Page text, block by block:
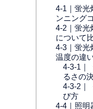
4-1｜蛍光
ンニング
4-2｜蛍光
について
4-3｜蛍光
温度の違
4-3-1｜
るさの
4-3-2｜
び方
4-4｜照明